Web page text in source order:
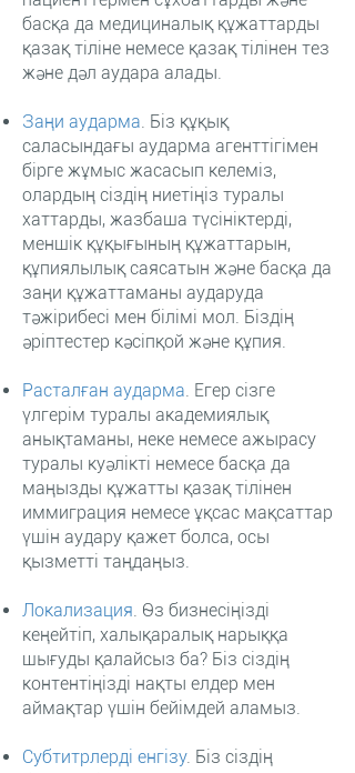
басқа да медициналық құжаттарды
қазақ тіліне немесе қазақ тілінен тез
және дәл аудара алады.
Заңи аударма. Біз құқық
саласындағы аударма агенттігімен
бірге жұмыс жасасып келеміз,
олардың сіздің ниетіңіз туралы
хаттарды, жазбаша түсініктерді,
меншік құқығының құжаттарын,
құпиялылық саясатын және басқа да
заңи құжаттаманы аударуда
тәжірибесі мен білімі мол. Біздің
әріптестер кәсіпқой және құпия.
Расталған аударма. Егер сізге
үлгерім туралы академиялық
анықтаманы, неке немесе ажырасу
туралы куәлікті немесе басқа да
маңызды құжатты қазақ тілінен
иммиграция немесе ұқсас мақсаттар
үшін аудару қажет болса, осы
қызметті таңдаңыз.
Локализация. Өз бизнесіңізді
кеңейтіп, халықаралық нарыққа
шығуды қалайсыз ба? Біз сіздің
контентіңізді нақты елдер мен
аймақтар үшін бейімдей аламыз.
Субтитрлерді енгізу. Біз сіздің